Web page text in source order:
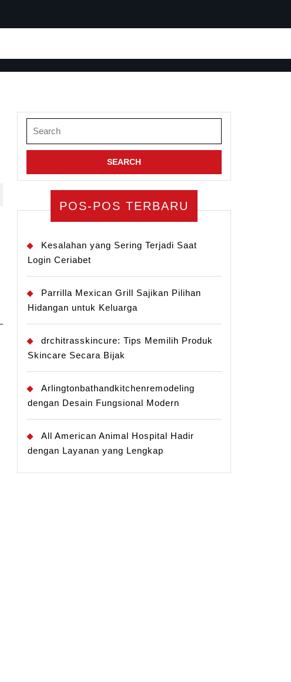
for:
POS-POS TERBARU
Kesalahan yang Sering Terjadi Saat
Login Ceriabet
Parrilla Mexican Grill Sajikan Pilihan
Hidangan untuk Keluarga
drchitrasskincure: Tips Memilih Produk
Skincare Secara Bijak
Arlingtonbathandkitchenremodeling
dengan Desain Fungsional Modern
All American Animal Hospital Hadir
dengan Layanan yang Lengkap